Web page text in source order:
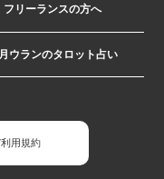
フリーランスの方へ
ウランのタロット占い
用規約